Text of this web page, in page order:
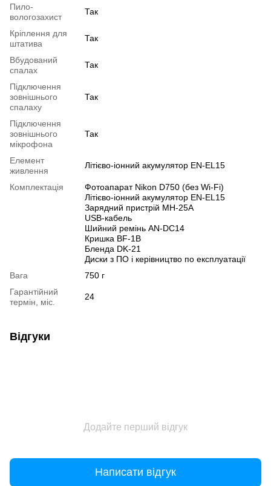
Пило-
вологозахист
Так
Кріплення для
штатива
Так
Вбудований
спалах
Так
Підключення
зовнішнього
спалаху
Так
Підключення
зовнішнього
мікрофона
Так
Елемент
живлення
Літієво-іонний акумулятор EN-EL15
Комплектація
Фотоапарат Nikon D750 (без Wi-Fi)
Літієво-іонний акумулятор EN-EL15
Зарядний пристрій MH-25A
USB-кабель
Шийний ремінь AN-DC14
Кришка BF-1B
Бленда DK-21
Диски з ПО і керівництво по експлуатації
Вага
750 г
Гарантійний
термін, міс.
24
Відгуки
Додайте перший відгук
Написати відгук